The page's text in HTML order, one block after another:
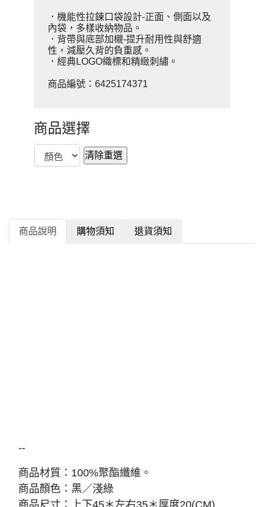
．機能性拉鍊口袋設計-正面、側面以及
內袋，多樣收納物品。
．背帶與底部加櫬-提升耐用性與舒適
性，減壓久背的負重感。
．經典LOGO織標和精緻刺繡。
商品編號：6425174371
商品選擇
商品說明 購物須知 退貨須知
--
商品材質：100%聚酯纖維。
商品顏色：黑／淺綠
商品尺寸：上下45＊左右35＊厚度20(CM)